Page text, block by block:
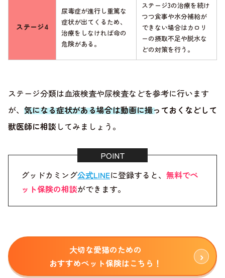
ステージ4
尿毒症が進行し重篤な
症状が出てくるため、
治療をしなければ命の
危険がある。
ステージ3の治療を続け
つつ食事や水分補給が
できない場合はカロリ
ーの摂取不足や脱水な
どの対策を行う。
ステージ分類は血液検査や尿検査などを参考に行います
が、 気になる症状がある場合は動画に撮っておくなどして
獣医師に相談 してみましょう。
グッドカミング公式LINEに登録すると、 無料でペ
ット保険の相談ができます。
大切な愛猫のための
おすすめペット保険はこちら！